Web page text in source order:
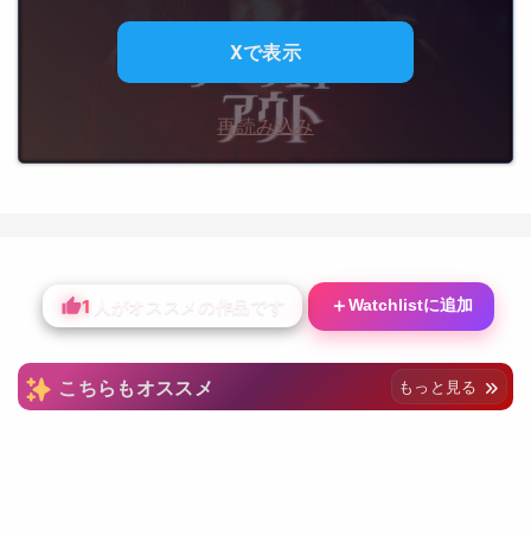
Xで表示
再読み込み
1 人がオススメの作品です ＋Watchlistに追加
こちらもオススメ もっと見る